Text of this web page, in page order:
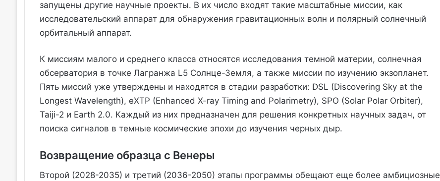
запущены другие научные проекты. В их число входят такие масштабные миссии, как
исследовательский аппарат для обнаружения гравитационных волн и полярный солнечный
орбитальный аппарат.
К миссиям малого и среднего класса относятся исследования темной материи, солнечная
обсерватория в точке Лагранжа L5 Солнце-Земля, а также миссии по изучению экзопланет.
Пять миссий уже утверждены и находятся в стадии разработки: DSL (Discovering Sky at the
Longest Wavelength), eXTP (Enhanced X-ray Timing and Polarimetry), SPO (Solar Polar Orbiter),
Taiji-2 и Earth 2.0. Каждый из них предназначен для решения конкретных научных задач, от
поиска сигналов в темные космические эпохи до изучения черных дыр.
Возвращение образца с Венеры
Второй (2028-2035) и третий (2036-2050) этапы программы обещают еще более амбициозные